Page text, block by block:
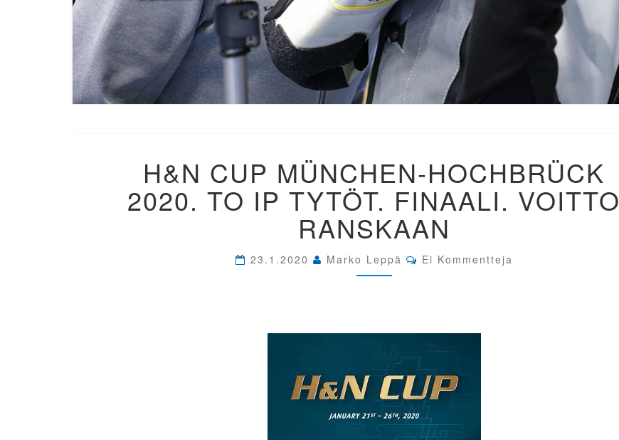
CUP
MÜNCHEN-
HOCHBRÜCK
2020.
TO
IP
FINAALI.
VOITTO
H&N CUP MÜNCHEN-HOCHBRÜCK
2020. TO IP TYTÖT. FINAALI. VOITTO
RANSKAAN
23.1.2020 Marko Leppä Comments
Ei Kommentteja